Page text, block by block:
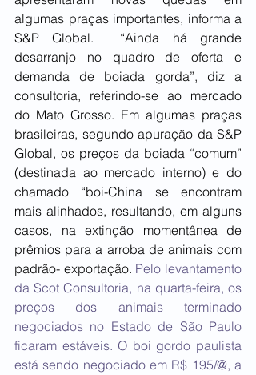
algumas praças importantes, informa a
S&P Global.  “Ainda há grande
desarranjo no quadro de oferta e
demanda de boiada gorda”, diz a
consultoria, referindo-se ao mercado
do Mato Grosso. Em algumas praças
brasileiras, segundo apuração da S&P
Global, os preços da boiada “comum”
(destinada ao mercado interno) e do
chamado “boi-China se encontram
mais alinhados, resultando, em alguns
casos, na extinção momentânea de
prêmios para a arroba de animais com
padrão- exportação. Pelo levantamento
da Scot Consultoria, na quarta-feira, os
preços dos animais terminado
negociados no Estado de São Paulo
ficaram estáveis. O boi gordo paulista
está sendo negociado em R$ 195/@, a